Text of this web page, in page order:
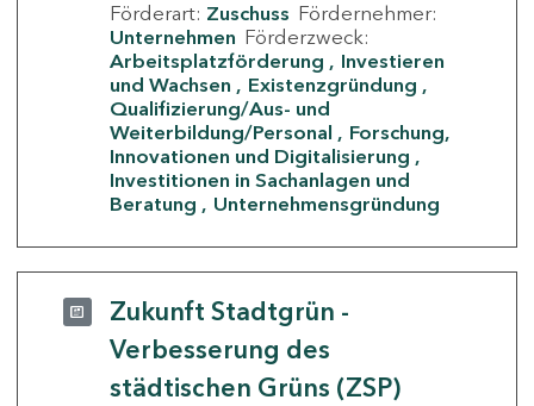
Förderart: Zuschuss Fördernehmer:
Unternehmen Förderzweck:
Arbeitsplatzförderung
Investieren
und Wachsen
Existenzgründung
Qualifizierung/Aus- und
Weiterbildung/Personal
Forschung,
Innovationen und Digitalisierung
Investitionen in Sachanlagen und
Beratung
Unternehmensgründung
Zukunft Stadtgrün -
Verbesserung des
städtischen Grüns (ZSP)